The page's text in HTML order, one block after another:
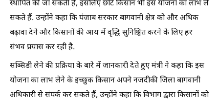
स्थापित की जा सकती है, इसलिए छोटे किसान भी इस योजना का लाभ ले
सकते हैं. उन्होंने कहा कि पंजाब सरकार बागवानी क्षेत्र को और अधिक
बढ़ावा देने और किसानों की आय में वृद्धि सुनिश्चित करने के लिए हर
संभव प्रयास कर रही है.
सब्सिडी लेने की प्रक्रिया के बारे में जानकारी देते हुए मंत्री ने कहा कि इस
योजना का लाभ लेने के इच्छुक किसान अपने नजदीकी जिला बागवानी
अधिकारी से संपर्क कर सकते हैं, उन्होंने कहा कि विभाग द्वारा किसानों को